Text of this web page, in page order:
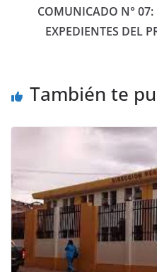
COMUNICADO N° 07:
EXPEDIENTES DEL
También te